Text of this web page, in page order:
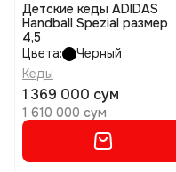
Детские кеды ADIDAS
Handball Spezial размер
4,5
Цвета:
Черный
Кеды
1 369 000 сум
1 610 000 сум